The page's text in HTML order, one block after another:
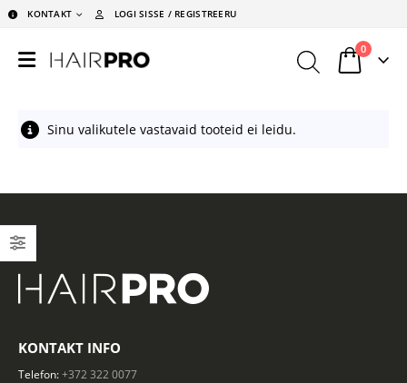
KONTAKT LOGI SISSE / REGISTREERU
0
Sinu valikutele vastavaid tooteid ei leidu.
KONTAKT INFO
Telefon:+372 322 0077